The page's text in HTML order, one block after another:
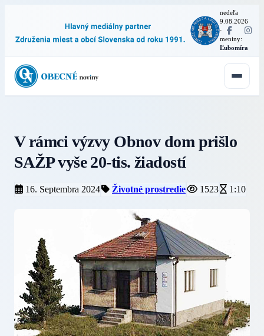
nedeľa
9.08.2026
·
meniny:
Ľubomíra
V rámci výzvy Obnov dom prišlo
SAŽP vyše 20-tis. žiadostí
16. Septembra 2024 Životné prostredie 1523 1:10